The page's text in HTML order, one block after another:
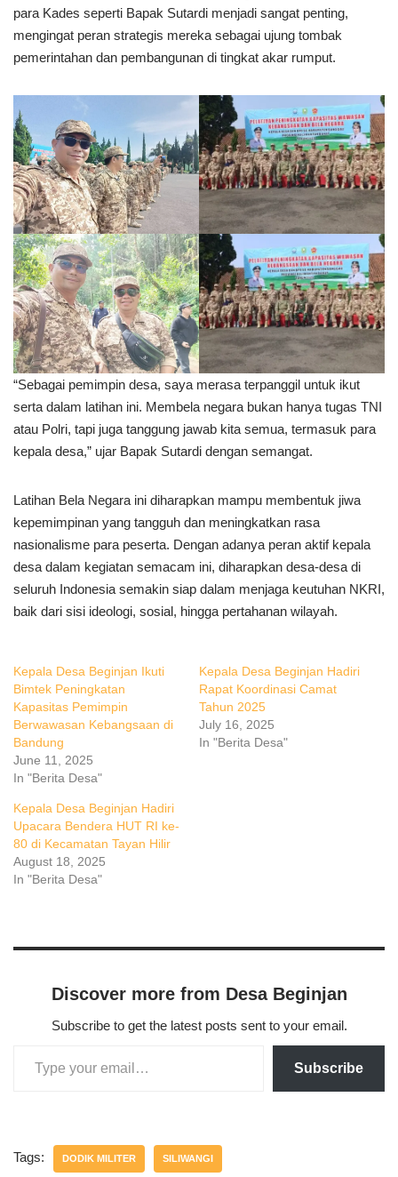
para Kades seperti Bapak Sutardi menjadi sangat penting,
mengingat peran strategis mereka sebagai ujung tombak
pemerintahan dan pembangunan di tingkat akar rumput.
“Sebagai pemimpin desa, saya merasa terpanggil untuk ikut
serta dalam latihan ini. Membela negara bukan hanya tugas TNI
atau Polri, tapi juga tanggung jawab kita semua, termasuk para
kepala desa,” ujar Bapak Sutardi dengan semangat.
Latihan Bela Negara ini diharapkan mampu membentuk jiwa
kepemimpinan yang tangguh dan meningkatkan rasa
nasionalisme para peserta. Dengan adanya peran aktif kepala
desa dalam kegiatan semacam ini, diharapkan desa-desa di
seluruh Indonesia semakin siap dalam menjaga keutuhan NKRI,
baik dari sisi ideologi, sosial, hingga pertahanan wilayah.
Kepala Desa Beginjan Ikuti
Bimtek Peningkatan
Kapasitas Pemimpin
Berwawasan Kebangsaan di
Bandung
June 11, 2025
In "Berita Desa"
Kepala Desa Beginjan Hadiri
Rapat Koordinasi Camat
Tahun 2025
July 16, 2025
In "Berita Desa"
Kepala Desa Beginjan Hadiri
Upacara Bendera HUT RI ke-
80 di Kecamatan Tayan Hilir
August 18, 2025
In "Berita Desa"
Discover more from Desa Beginjan
Subscribe to get the latest posts sent to your email.
Subscribe
Tags: DODIK MILITER SILIWANGI